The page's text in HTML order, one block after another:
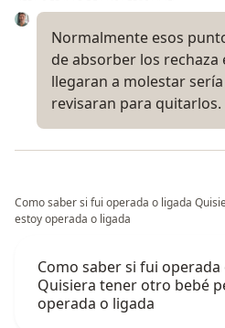
Normalmente esos
de absorber los rechaza
llegaran a molestar
revisaran para quitarlos.
Como saber si fui operada o ligada
estoy operada o ligada
Como saber si fui operada
Quisiera tener otro bebé
operada o ligada